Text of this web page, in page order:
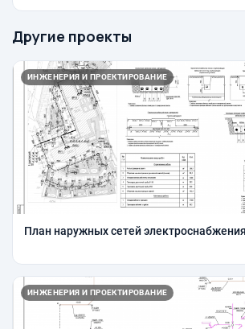
Другие проекты
ИНЖЕНЕРИЯ И ПРОЕКТИРОВАНИЕ
План наружных сетей
ИНЖЕНЕРИЯ И ПРОЕКТИРОВАНИЕ